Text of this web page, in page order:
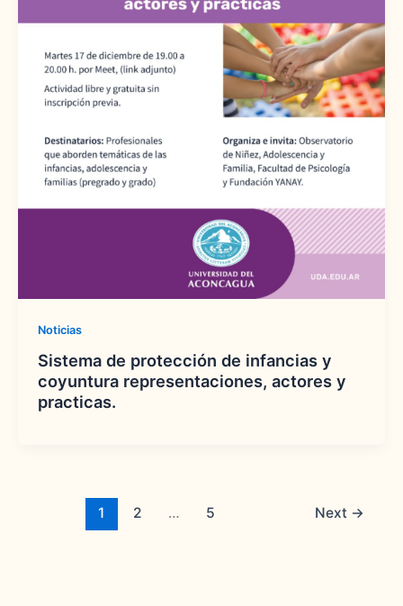
Noticias
Sistema de protección de infancias y
coyuntura representaciones, actores y
practicas.
1 2 … 5 Next →